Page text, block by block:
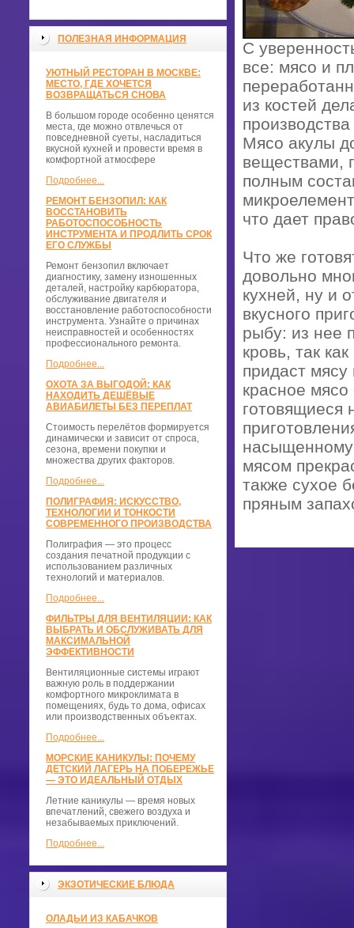
ПОЛЕЗНАЯ ИНФОРМАЦИЯ
УЮТНЫЙ РЕСТОРАН В МОСКВЕ:
МЕСТО, ГДЕ ХОЧЕТСЯ
ВОЗВРАЩАТЬСЯ СНОВА
В большом городе особенно ценятся
места, где можно отвлечься от
повседневной суеты, насладиться
вкусной кухней и провести время в
комфортной атмосфере
Подробнее...
РЕМОНТ БЕНЗОПИЛ: КАК
ВОССТАНОВИТЬ
РАБОТОСПОСОБНОСТЬ
ИНСТРУМЕНТА И ПРОДЛИТЬ СРОК
ЕГО СЛУЖБЫ
Ремонт бензопил включает
диагностику, замену изношенных
деталей, настройку карбюратора,
обслуживание двигателя и
восстановление работоспособности
инструмента. Узнайте о причинах
неисправностей и особенностях
профессионального ремонта.
Подробнее...
ОХОТА ЗА ВЫГОДОЙ: КАК
НАХОДИТЬ ДЕШЁВЫЕ
АВИАБИЛЕТЫ БЕЗ ПЕРЕПЛАТ
Стоимость перелётов формируется
динамически и зависит от спроса,
сезона, времени покупки и
множества других факторов.
Подробнее...
ПОЛИГРАФИЯ: ИСКУССТВО,
ТЕХНОЛОГИИ И ТОНКОСТИ
СОВРЕМЕННОГО ПРОИЗВОДСТВА
Полиграфия — это процесс
создания печатной продукции с
использованием различных
технологий и материалов.
Подробнее...
ФИЛЬТРЫ ДЛЯ ВЕНТИЛЯЦИИ: КАК
ВЫБРАТЬ И ОБСЛУЖИВАТЬ ДЛЯ
МАКСИМАЛЬНОЙ
ЭФФЕКТИВНОСТИ
Вентиляционные системы играют
важную роль в поддержании
комфортного микроклимата в
помещениях, будь то дома, офисах
или производственных объектах.
Подробнее...
МОРСКИЕ КАНИКУЛЫ: ПОЧЕМУ
ДЕТСКИЙ ЛАГЕРЬ НА ПОБЕРЕЖЬЕ
— ЭТО ИДЕАЛЬНЫЙ ОТДЫХ
Летние каникулы — время новых
впечатлений, свежего воздуха и
незабываемых приключений.
Подробнее...
ЭКЗОТИЧЕСКИЕ БЛЮДА
ОЛАДЬИ ИЗ КАБАЧКОВ
С
все: мясо и
из костей
Мясо акулы
веществами,
полным
что дает
Что же
довольно
кухней, ну и
вкусного
рыбу: из нее
кровь, так
придаст мясу
красное
готовящиеся
насыщенному
мясом
также сухое
пряным